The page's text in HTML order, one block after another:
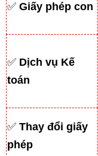
✅ Giấy phép con
✅ Dịch vụ Kế
toán
✅ Thay đổi giấy
phép